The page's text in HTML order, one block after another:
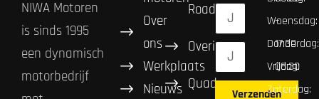
NIWA Motoren
is sinds 1995
een dynamisch
motorbedrijf
Over
ons
Werkplaats
Nieuws
Road
Overig
Quad
Verzenden
Woensdag:
Donderdag:
Vrijdag:
Zaterdag:
–
17:30
08:30
–